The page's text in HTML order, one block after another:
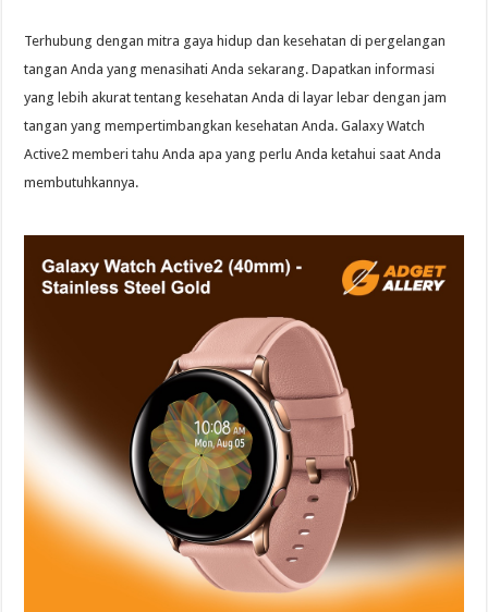
Terhubung dengan mitra gaya hidup dan kesehatan di pergelangan
tangan Anda yang menasihati Anda sekarang. Dapatkan informasi
yang lebih akurat tentang kesehatan Anda di layar lebar dengan jam
tangan yang mempertimbangkan kesehatan Anda. Galaxy Watch
Active2 memberi tahu Anda apa yang perlu Anda ketahui saat Anda
membutuhkannya.